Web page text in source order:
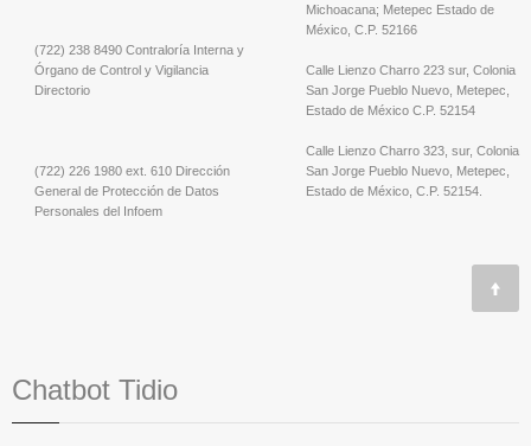
(722) 238 8490 Contraloría Interna y
Órgano de Control y Vigilancia
Directorio
(722) 226 1980 ext. 610 Dirección
General de Protección de Datos
Personales del Infoem
Michoacana; Metepec Estado de
México, C.P. 52166
Calle Lienzo Charro 223 sur, Colonia
San Jorge Pueblo Nuevo, Metepec,
Estado de México C.P. 52154
Calle Lienzo Charro 323, sur, Colonia
San Jorge Pueblo Nuevo, Metepec,
Estado de México, C.P. 52154.
Chatbot Tidio